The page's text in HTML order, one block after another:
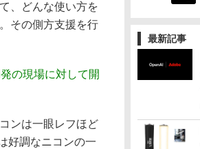
最新記事
、どんな使い方を
その側方支援を行
の現場に対して開
ンは一眼レフほど
好調なニコンの一